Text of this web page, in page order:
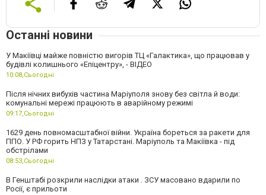
Останні новини
У Макіївці майже повністю вигорів ТЦ «Галактика», що працював у
будівлі колишнього «Епіцентру», - ВІДЕО
10:08,Сьогодні
Після нічних вибухів частина Маріуполя знову без світла й води:
комунальні мережі працюють в аварійному режимі
09:17,Сьогодні
1629 день повномасштабної війни. Україна бореться за ракети для
ППО. У РФ горить НПЗ у Татарстані. Маріуполь та Макіївка - під
обстрілами
08:53,Сьогодні
В Генштабі розкрили наслідки атаки . ЗСУ масовано вдарили по
Росії, є прильоти